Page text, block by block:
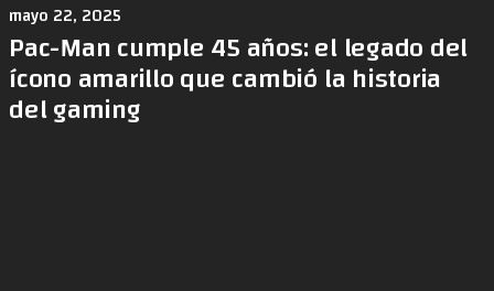
mayo 22, 2025
Pac-Man cumple 45 años: el legado del
ícono amarillo que cambió la historia
del gaming